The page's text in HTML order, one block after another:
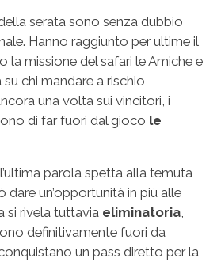
serata sono senza dubbio
Hanno raggiunto per ultime il
la missione del safari le Amiche e
chi mandare a rischio
una volta sui vincitori, i
di far fuori dal gioco le
parola spetta alla temuta
dare un’opportunità in più alle
si rivela tuttavia eliminatoria
definitivamente fuori da
un pass diretto per la